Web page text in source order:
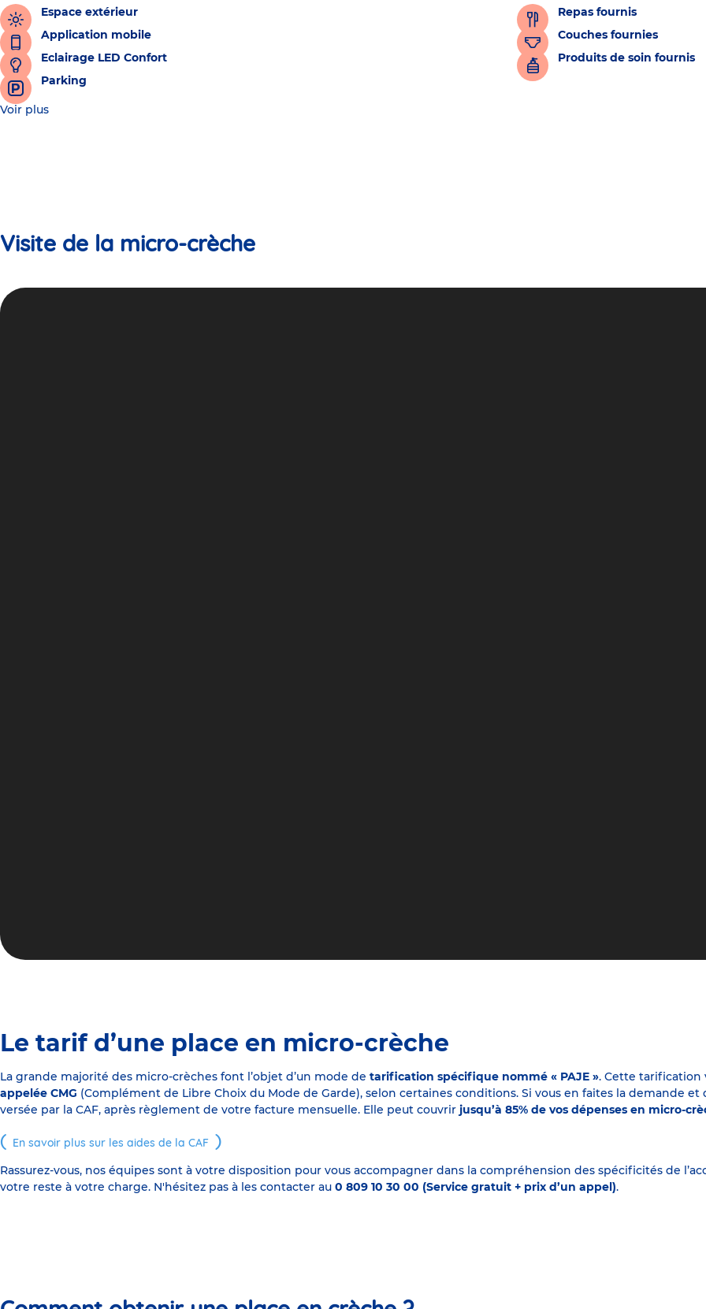
Espace extérieur
Application mobile
Eclairage LED Confort
Parking
Repas fournis
Couches fournies
Produits de soin fournis
Voir plus
Visite de la micro-crèche
Le tarif d’une place en micro-crèche
La grande majorité des micro-crèches font l’objet d’un mode de tarification spécifique nommé « PAJE ». Cette
appelée CMG (Complément de Libre Choix du Mode de Garde), selon certaines conditions. Si vous en faites la demande
versée par la CAF, après règlement de votre facture mensuelle. Elle peut couvrir jusqu’à 85% de vos dépenses en micro-
En savoir plus sur les aides de la CAF
Rassurez-vous, nos équipes sont à votre disposition pour vous accompagner dans la compréhension des spécificités de
votre reste à votre charge. N'hésitez pas à les contacter au 0 809 10 30 00 (Service gratuit + prix d’un appel).